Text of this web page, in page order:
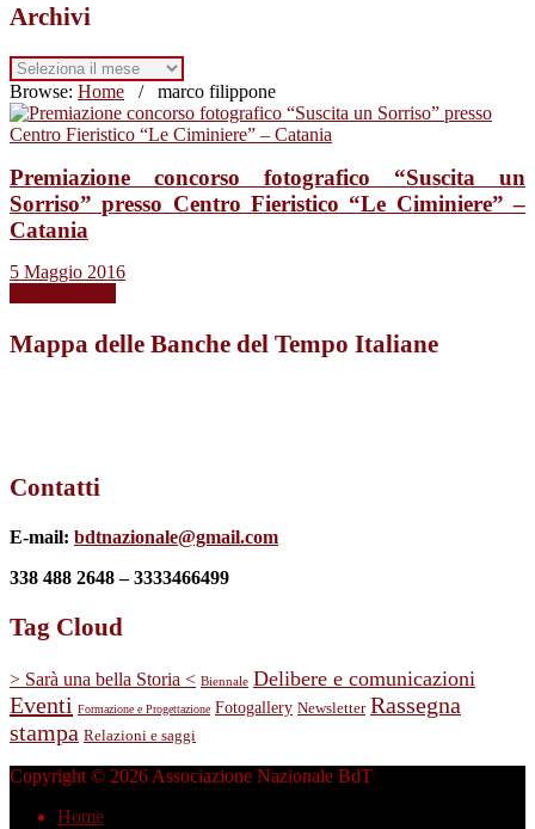
Archivi
Archivi
Browse: Home / marco filippone
Premiazione concorso fotografico “Suscita un
Sorriso” presso Centro Fieristico “Le Ciminiere” –
Catania
5 Maggio 2016
Mappa delle Banche del Tempo Italiane
Contatti
E-mail: bdtnazionale@gmail.com
338 488 2648 – 3333466499
Tag Cloud
> Sarà una bella Storia < Biennale Delibere e comunicazioni
Eventi Formazione e Progettazione Fotogallery Newsletter Rassegna
stampa Relazioni e saggi
Copyright © 2026 Associazione Nazionale BdT
Home